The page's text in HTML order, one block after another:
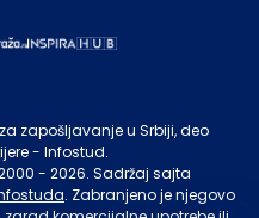
zapošljavanje u Srbiji, deo
- Infostud.
- 2026. Sadržaj sajta
. Zabranjeno je njegovo